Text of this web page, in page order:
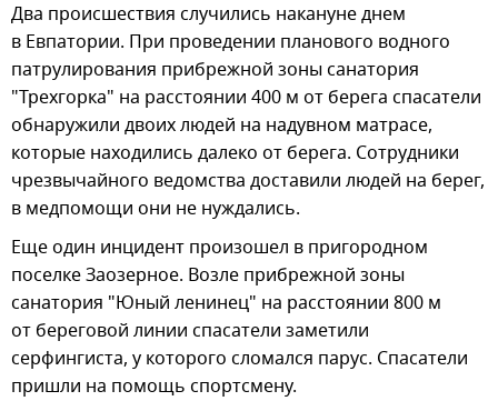
Два происшествия случились накануне днем
в Евпатории. При проведении планового водного
патрулирования прибрежной зоны санатория
"Трехгорка" на расстоянии 400 м от берега спасатели
обнаружили двоих людей на надувном матрасе,
которые находились далеко от берега. Сотрудники
чрезвычайного ведомства доставили людей на берег,
в медпомощи они не нуждались.
Еще один инцидент произошел в пригородном
поселке Заозерное. Возле прибрежной зоны
санатория "Юный ленинец" на расстоянии 800 м
от береговой линии спасатели заметили
серфингиста, у которого сломался парус. Спасатели
пришли на помощь спортсмену.